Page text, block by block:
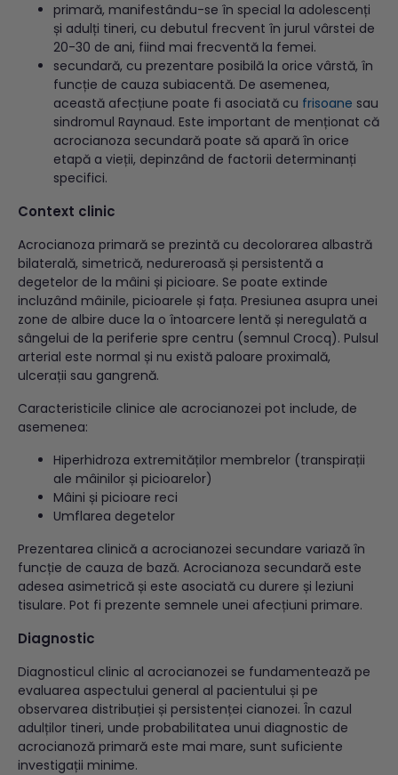
primară, manifestându-se în special la adolescenți
și adulți tineri, cu debutul frecvent în jurul vârstei de
20-30 de ani, fiind mai frecventă la femei.
secundară, cu prezentare posibilă la orice vârstă, în
funcție de cauza subiacentă. De asemenea,
această afecțiune poate fi asociată cu frisoane sau
sindromul Raynaud. Este important de menționat că
acrocianoza secundară poate să apară în orice
etapă a vieții, depinzând de factorii determinanți
specifici.
Context clinic
Acrocianoza primară se prezintă cu decolorarea albastră
bilaterală, simetrică, nedureroasă și persistentă a
degetelor de la mâini și picioare. Se poate extinde
incluzând mâinile, picioarele și fața. Presiunea asupra unei
zone de albire duce la o întoarcere lentă și neregulată a
sângelui de la periferie spre centru (semnul Crocq). Pulsul
arterial este normal și nu există paloare proximală,
ulcerații sau gangrenă.
Caracteristicile clinice ale acrocianozei pot include, de
asemenea:
Hiperhidroza extremităților membrelor (transpirații
ale mâinilor și picioarelor)
Mâini și picioare reci
Umflarea degetelor
Prezentarea clinică a acrocianozei secundare variază în
funcție de cauza de bază. Acrocianoza secundară este
adesea asimetrică și este asociată cu durere și leziuni
tisulare. Pot fi prezente semnele unei afecțiuni primare.
Diagnostic
Diagnosticul clinic al acrocianozei se fundamentează pe
evaluarea aspectului general al pacientului și pe
observarea distribuției și persistenței cianozei. În cazul
adulților tineri, unde probabilitatea unui diagnostic de
acrocianoză primară este mai mare, sunt suficiente
investigații minime.